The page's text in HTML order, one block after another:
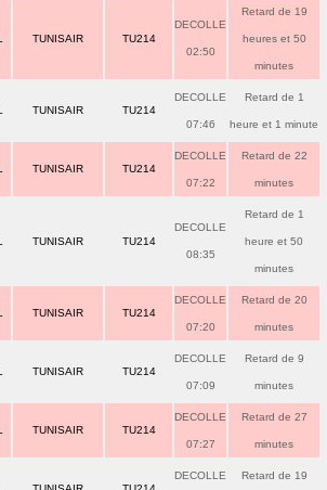
TUNISAIR TU214
DECOLLE
02:50
Retard de 19
heures et 50
minutes
TUNISAIR TU214
DECOLLE
07:46
Retard de 1
heure et 1 minute
TUNISAIR TU214
DECOLLE
07:22
Retard de 22
minutes
TUNISAIR TU214
DECOLLE
08:35
Retard de 1
heure et 50
minutes
TUNISAIR TU214
DECOLLE
07:20
Retard de 20
minutes
TUNISAIR TU214
DECOLLE
07:09
Retard de 9
minutes
TUNISAIR TU214
DECOLLE
07:27
Retard de 27
minutes
DECOLLE Retard de 19